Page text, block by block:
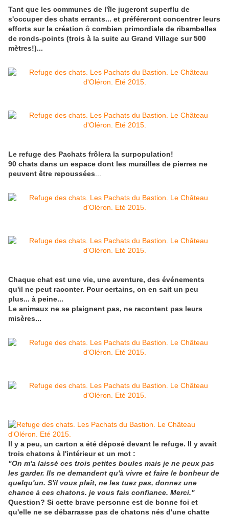
Tant que les communes de l'île jugeront superflu de
s'occuper des chats errants... et préféreront concentrer leurs
efforts sur la création ô combien primordiale de ribambelles
de ronds-points (trois à la suite au Grand Village sur 500
mètres!)...
Le refuge des Pachats frôlera la surpopulation!
90 chats dans un espace dont les murailles de pierres ne
peuvent être repoussées
Chaque chat est une vie, une aventure, des événements
qu'il ne peut raconter. Pour certains, on en sait un peu
plus... à peine...
Le animaux ne se plaignent pas, ne racontent pas leurs
misères...
Il y a peu, un carton a été déposé devant le refuge. Il y avait
trois chatons à l'intérieur et un mot :
"On m'a laissé ces trois petites boules mais je ne peux pas
les garder. Ils ne demandent qu'à vivre et faire le bonheur de
quelqu'un. S'il vous plaît, ne les tuez pas, donnez une
chance à ces chatons. je vous fais confiance. Merci."
Question? Si cette brave personne est de bonne foi et
qu'elle ne se débarrasse pas de chatons nés d'une chatte